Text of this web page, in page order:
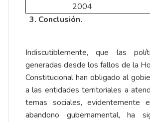
2004
3. Conclusión.
Indiscutiblemente, que las
generadas desde los fallos de la
Constitucional han obligado al
a las entidades territoriales a
temas sociales, evidentemente
abandono gubernamental, ha